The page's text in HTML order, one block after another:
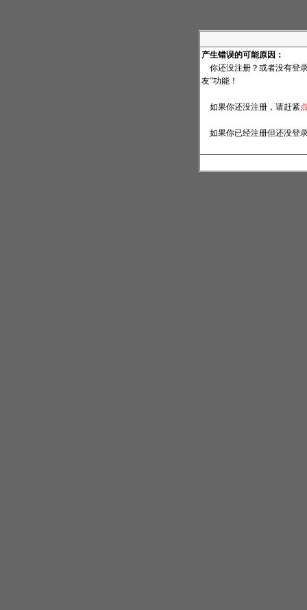
产生错误的可能原因：
你还没注册？或者没有登
友”功能！
如果你还没注册，请赶紧
如果你已经注册但还没登